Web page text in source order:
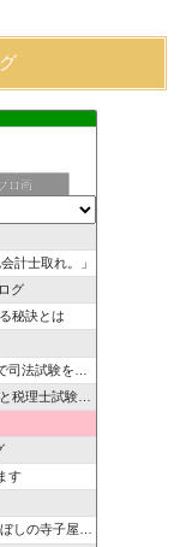
ブロ画
計士取れ。」
グ
秘訣とは
を目指すブ…
公認会計士試験
す
子屋ブログ -